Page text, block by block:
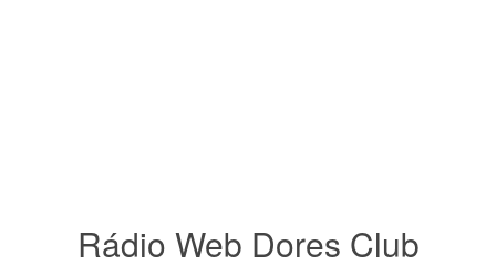
Rádio Web Dores Club